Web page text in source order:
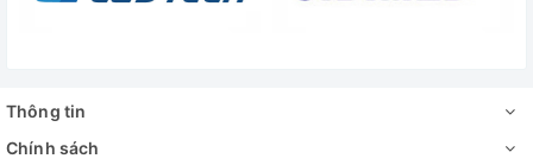
Kệ gia nhiệt
Thông tin
Chính sách